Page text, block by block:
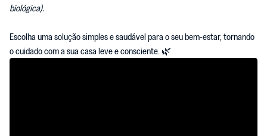
biológica).
Escolha uma solução simples e saudável para o seu bem-estar, tornando
o cuidado com a sua casa leve e consciente. 🌿